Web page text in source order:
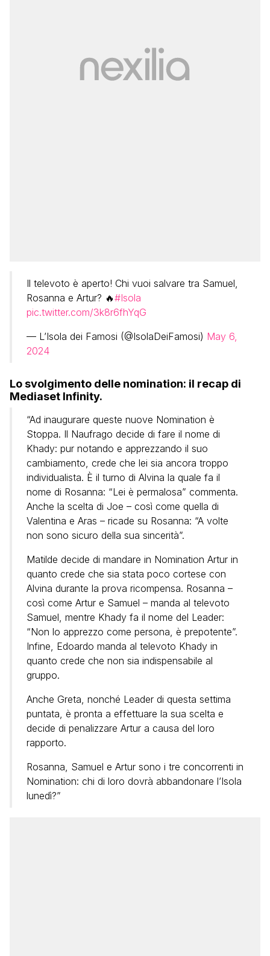
Il televoto è aperto! Chi vuoi salvare tra Samuel,
Rosanna e Artur? 🔥#Isola
pic.twitter.com/3k8r6fhYqG
— L’Isola dei Famosi (@IsolaDeiFamosi) May 6,
2024
Lo svolgimento delle nomination: il recap di
Mediaset Infinity.
“Ad inaugurare queste nuove Nomination è
Stoppa. Il Naufrago decide di fare il nome di
Khady: pur notando e apprezzando il suo
cambiamento, crede che lei sia ancora troppo
individualista. È il turno di Alvina la quale fa il
nome di Rosanna: “Lei è permalosa” commenta.
Anche la scelta di Joe – così come quella di
Valentina e Aras – ricade su Rosanna: “A volte
non sono sicuro della sua sincerità”.
Matilde decide di mandare in Nomination Artur in
quanto crede che sia stata poco cortese con
Alvina durante la prova ricompensa. Rosanna –
così come Artur e Samuel – manda al televoto
Samuel, mentre Khady fa il nome del Leader:
“Non lo apprezzo come persona, è prepotente”.
Infine, Edoardo manda al televoto Khady in
quanto crede che non sia indispensabile al
gruppo.
Anche Greta, nonché Leader di questa settima
puntata, è pronta a effettuare la sua scelta e
decide di penalizzare Artur a causa del loro
rapporto.
Rosanna, Samuel e Artur sono i tre concorrenti in
Nomination: chi di loro dovrà abbandonare l’Isola
lunedì?”